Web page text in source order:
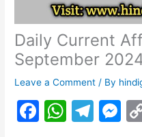
Daily Current
September
Leave a Comment / By
F
W T
M